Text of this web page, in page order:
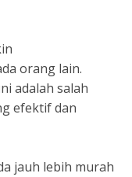
orang lain.
adalah salah
efektif dan
jauh lebih murah